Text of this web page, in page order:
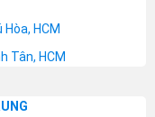
HCM
Tân, HCM